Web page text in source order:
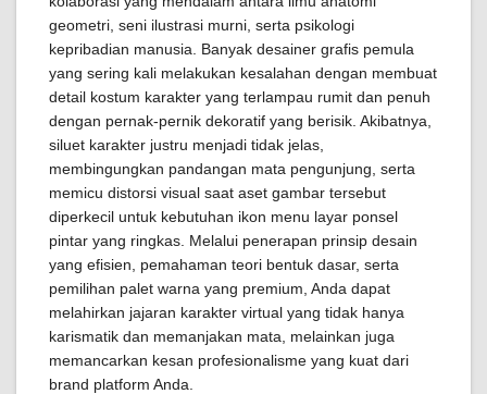
geometri, seni ilustrasi murni, serta psikologi
kepribadian manusia. Banyak desainer grafis pemula
yang sering kali melakukan kesalahan dengan membuat
detail kostum karakter yang terlampau rumit dan penuh
dengan pernak-pernik dekoratif yang berisik. Akibatnya,
siluet karakter justru menjadi tidak jelas,
membingungkan pandangan mata pengunjung, serta
memicu distorsi visual saat aset gambar tersebut
diperkecil untuk kebutuhan ikon menu layar ponsel
pintar yang ringkas. Melalui penerapan prinsip desain
yang efisien, pemahaman teori bentuk dasar, serta
pemilihan palet warna yang premium, Anda dapat
melahirkan jajaran karakter virtual yang tidak hanya
karismatik dan memanjakan mata, melainkan juga
memancarkan kesan profesionalisme yang kuat dari
brand platform Anda.